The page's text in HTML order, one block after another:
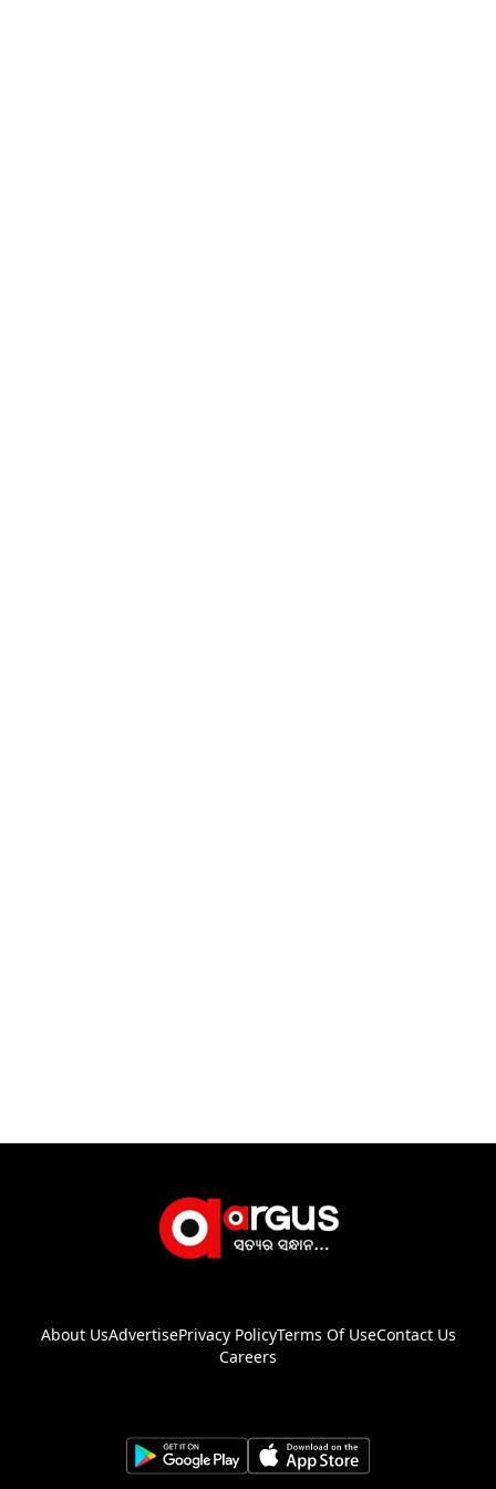
About UsAdvertisePrivacy PolicyTerms Of UseContact Us
Careers